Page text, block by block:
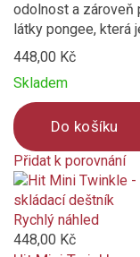
odolnost a zároveň
látky pongee, která
448,00 Kč
Skladem
Do košíku
Přidat k porovnání
Product
is
added
to
Rychlý náhled
448,00 Kč